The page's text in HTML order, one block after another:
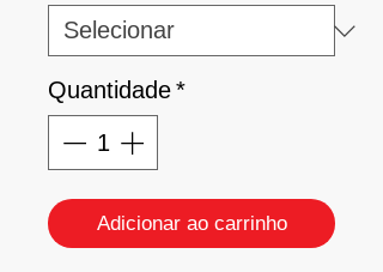
Quantidade*
Adicionar ao carrinho